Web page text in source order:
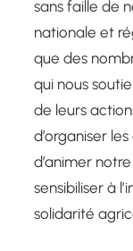
sans faille de
nationale et
que des
qui nous
de leurs
d’organiser
d’animer
sensibiliser à
solidarité